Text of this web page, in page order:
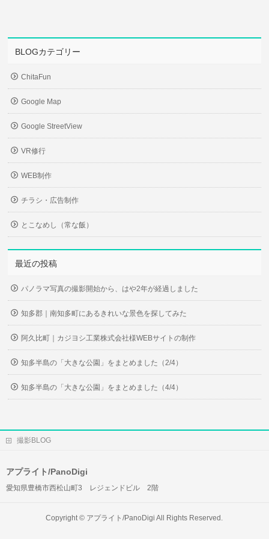
BLOGカテゴリー
ChitaFun
Google Map
Google StreetView
VR修行
WEB制作
チラシ・広告制作
とこなめし（常な飯）
最近の投稿
パノラマ写真の撮影開始から、はや2年が経過しました
知多郡｜南知多町にあるきれいな景色を探してみた
阿久比町｜カジヨシ工業株式会社様WEBサイトの制作
知多半島の「大きな公園」をまとめました（2/4）
知多半島の「大きな公園」をまとめました（4/4）
撮影BLOG
アプライト/PanoDigi
愛知県豊橋市西松山町3 レジェンドビル 2階
Copyright © アプライト/PanoDigi All Rights Reserved.